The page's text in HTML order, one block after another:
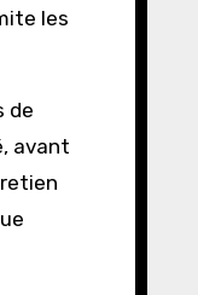
les
de
avant